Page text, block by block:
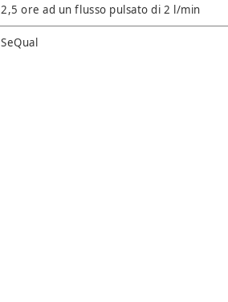
2,5 ore ad un flusso pulsato di 2 l/min
SeQual